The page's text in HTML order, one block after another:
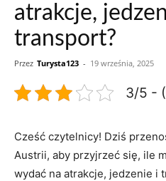
atrakcje,
transport?
Przez Turysta123 - 19 września, 2025
3/5 -
Cześć czytelnicy! Dziś
Austrii, aby⁢ przyjrzeć się, ile
⁤wydać ⁢na ⁣atrakcje, jedzenie i